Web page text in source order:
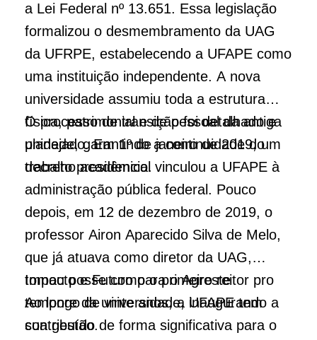
a Lei Federal nº 13.651. Essa legislação
formalizou o desmembramento da UAG
da UFRPE, estabelecendo a UFAPE como
uma instituição independente. A nova
universidade assumiu toda a estrutura
física, patrimonial e de pessoal da antiga
unidade, garantindo a continuidade do
trabalho acadêmico.
O processo de transição foi detalhado e
planejado. Em 1º de janeiro de 2019, um
decreto presidencial vinculou a UFAPE à
administração pública federal. Pouco
depois, em 12 de dezembro de 2019, o
professor Airon Aparecido Silva de Melo,
que já atuava como diretor da UAG,
tomou posse como o primeiro reitor pro
tempore da universidade, inaugurando a
sua gestão.
Impacto e Futuro para o Agreste
Ao longo de vinte anos, a UFAPE tem
contribuído de forma significativa para o